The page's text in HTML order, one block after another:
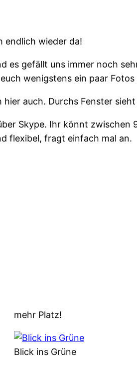
endlich wieder da!
es gefällt uns immer noch
wenigstens ein paar Fotos
auch. Durchs Fenster
Skype. Ihr könnt
flexibel, fragt einfach mal an.
mehr Platz!
Blick ins Grüne